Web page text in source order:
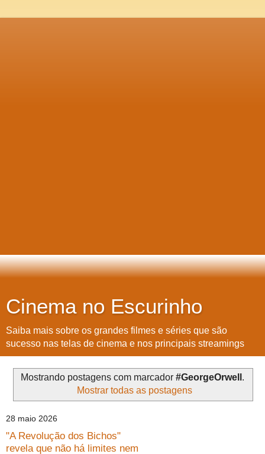
Cinema no Escurinho
Saiba mais sobre os grandes filmes e séries que são
sucesso nas telas de cinema e nos principais streamings
Mostrando postagens com marcador #GeorgeOrwell .
Mostrar todas as postagens
28 maio 2026
"A Revolução dos Bichos"
revela que não há limites nem